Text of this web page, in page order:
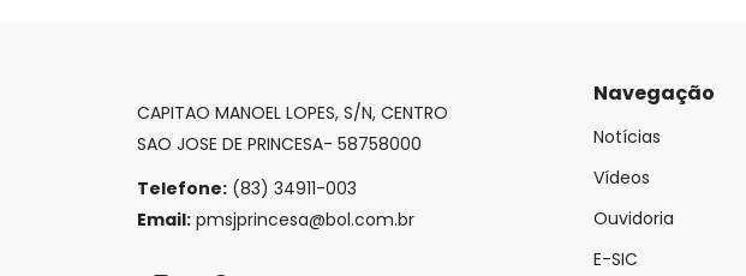
CAPITAO MANOEL LOPES, S/N, CENTRO
SAO JOSE DE PRINCESA- 58758000
Telefone: (83) 34911-003
Email: pmsjprincesa@bol.com.br
Navegação
Notícias
Vídeos
Ouvidoria
E-SIC